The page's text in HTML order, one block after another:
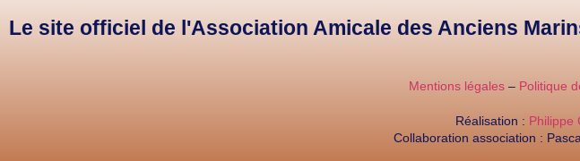
Le site officiel de l'Association Amicale des Anciens
Mentions légales – Politique
Réalisation : Philippe
Collaboration association :